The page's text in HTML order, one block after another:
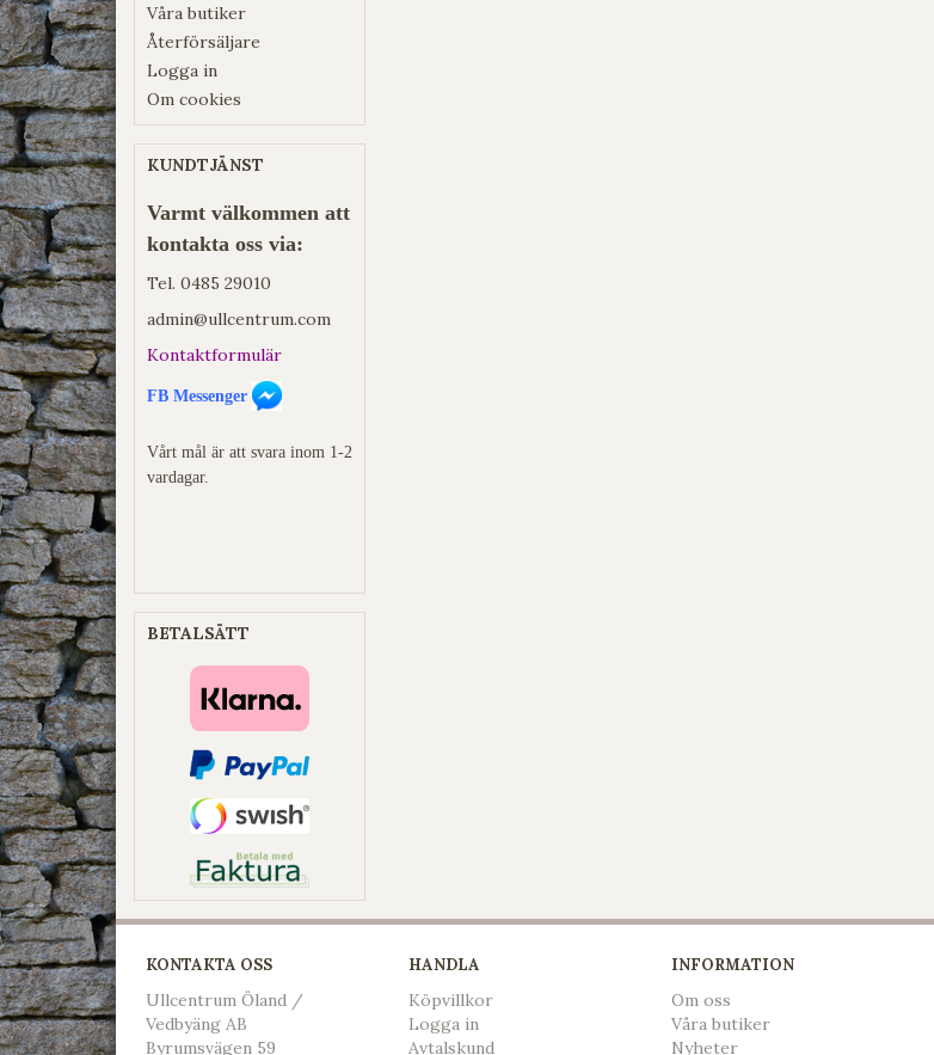
Våra butiker
Återförsäljare
Logga in
Om cookies
KUNDTJÄNST
Varmt välkommen att
kontakta oss via:
Tel. 0485 29010
admin@ullcentrum.com
Kontaktformulär
FB Messenger
Vårt mål är att svara inom 1-2
vardagar.
BETALSÄTT
KONTAKTA OSS
Ullcentrum Öland /
Vedbyäng AB
Byrumsvägen 59
HANDLA
Köpvillkor
Logga in
Avtalskund
INFORMATION
Om oss
Våra butiker
Nyheter